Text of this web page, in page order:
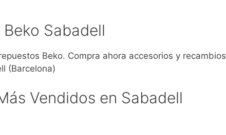
Sabadell
Beko. Compra ahora accesorios y recambios
(Barcelona)
Vendidos en Sabadell